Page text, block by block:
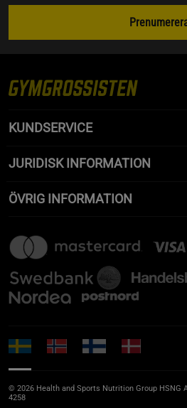
KUNDSERVICE
JURIDISK INFORMATION
ÖVRIG INFORMATION
© 2026 Health and Sports Nutrition Group HSNG
4258